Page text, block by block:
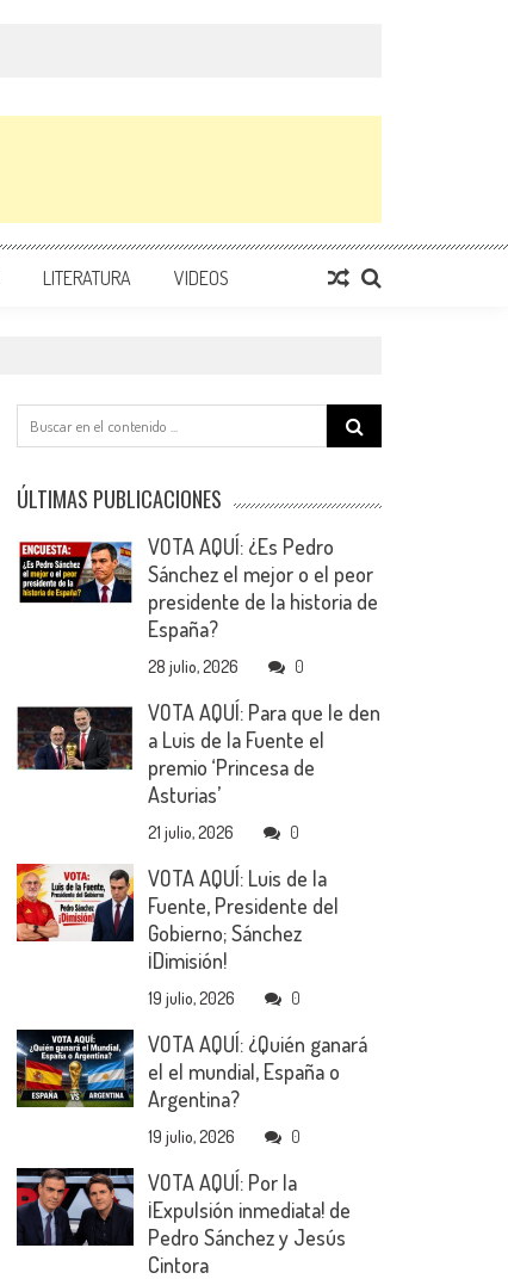
LITERATURA VIDEOS
Search
for:
ÚLTIMAS PUBLICACIONES
VOTA AQUÍ: ¿Es Pedro
Sánchez el mejor o el peor
presidente de la historia de
España?
28 julio, 2026 0
VOTA AQUÍ: Para que le den
a Luis de la Fuente el
premio ‘Princesa de
Asturias’
21 julio, 2026 0
VOTA AQUÍ: Luis de la
Fuente, Presidente del
Gobierno; Sánchez
¡Dimisión!
19 julio, 2026 0
VOTA AQUÍ: ¿Quién ganará
el el mundial, España o
Argentina?
19 julio, 2026 0
VOTA AQUÍ: Por la
¡Expulsión inmediata! de
Pedro Sánchez y Jesús
Cintora